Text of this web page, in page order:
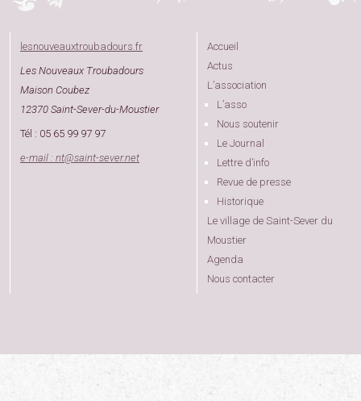
lesnouveauxtroubadours.fr
Les Nouveaux Troubadours
Maison Coubez
12370 Saint-Sever-du-Moustier
Tél : 05 65 99 97 97
e-mail : nt@saint-sever.net
Accueil
Actus
L’association
L’asso
Nous soutenir
Le Journal
Lettre d’info
Revue de presse
Historique
Le village de Saint-Sever du
Moustier
Agenda
Nous contacter